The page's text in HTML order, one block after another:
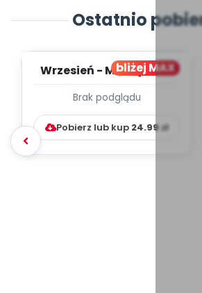
Ostatnio
bliżej MAX
Wrzesień - MIESIĘCZNY
WYCHOWAWCZO –
DYDAKTYC...
Brak podglądu
Pobierz lub kup 24.99zł